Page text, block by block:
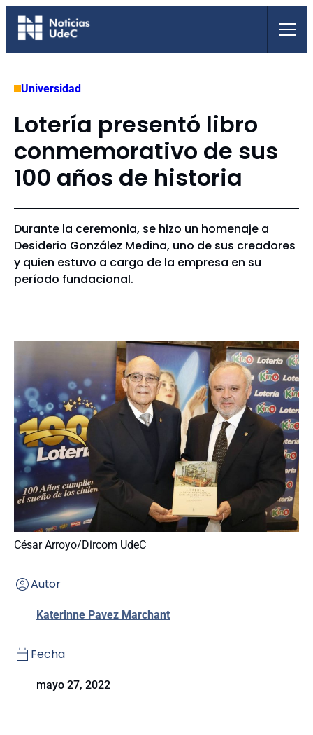
Saltar
Universidad
Lotería presentó libro
conmemorativo de sus
100 años de historia
Durante la ceremonia, se hizo un homenaje a
Desiderio González Medina, uno de sus creadores
y quien estuvo a cargo de la empresa en su
período fundacional.
César Arroyo/Dircom UdeC
Autor
Katerinne Pavez Marchant
Fecha
mayo 27, 2022